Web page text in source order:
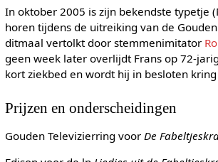
In oktober 2005 is zijn bekendste typetje
horen tijdens de uitreiking van de
ditmaal vertolkt door stemmenimitator
geen week later overlijdt Frans op 72-
kort ziekbed en wordt hij in besloten
Prijzen en onderscheidingen
Gouden Televizierring voor De